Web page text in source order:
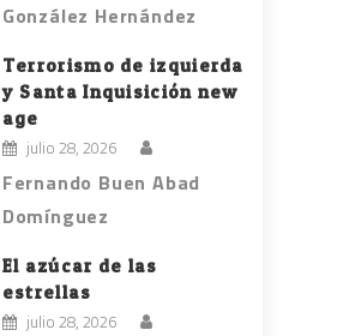
González Hernández
Terrorismo de izquierda
y Santa Inquisición new
age
julio 28, 2026
Fernando Buen Abad
Domínguez
El azúcar de las
estrellas
julio 28, 2026